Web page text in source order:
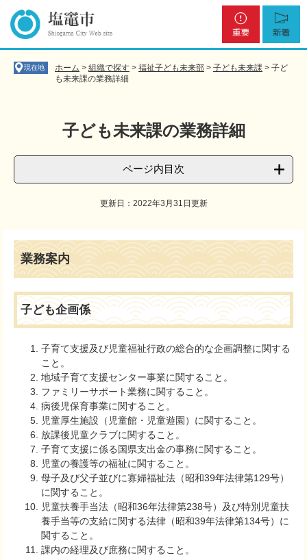
の
ー
現在地 ホーム > 組織で探す > 福祉子ども未来部 > 子ども未来課 > 子ど
も未来課の業務詳細
子ども未来課の業務詳細
ページ内目次
更新日：2022年3月31日更新
業務案内
子ども企画係
子育て支援及び児童福祉行政の総合的な企画調整に関する
こと。
地域子育て支援センター事業に関すること。
ファミリーサポート業務に関すること。
病後児保育事業に関すること。
児童厚生施設（児童館・児童遊園）に関すること。
放課後児童クラブに関すること。
子育て支援に係る国県支出金の事務に関すること。
児童の養護等の福祉に関すること。
母子及び父子並びに寡婦福祉法（昭和39年法律第129号）
に関すること。
児童扶養手当法（昭和36年法律第238号）及び特別児童扶
養手当等の支給に関する法律（昭和39年法律第134号）に
関すること。
課内の経理及び庶務に関すること。